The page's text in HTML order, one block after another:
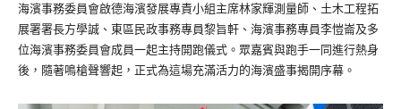
海濱事務委員會啟德海濱發展專責小組主席林家輝測量師、土木工程拓
展署署長方學誠、東區民政事務專員黎旨軒、海濱事務專員李愷崙及多
位海濱事務委員會成員一起主持開跑儀式。眾嘉賓與跑手一同進行熱身
後，隨著鳴槍聲響起，正式為這場充滿活力的海濱盛事揭開序幕。